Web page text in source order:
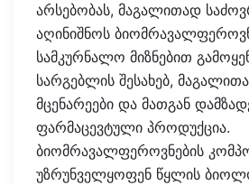
არსებობას, მაგალითად
აღინიშნოს
სამკურნალო მიზნებით
სარგებლის შესახებ,
მცენარეები და მათგან
ფარმაცევტული პროდუქცია.
ბიომრავალფეროვნების
უზრუნველყოფენ წყლის